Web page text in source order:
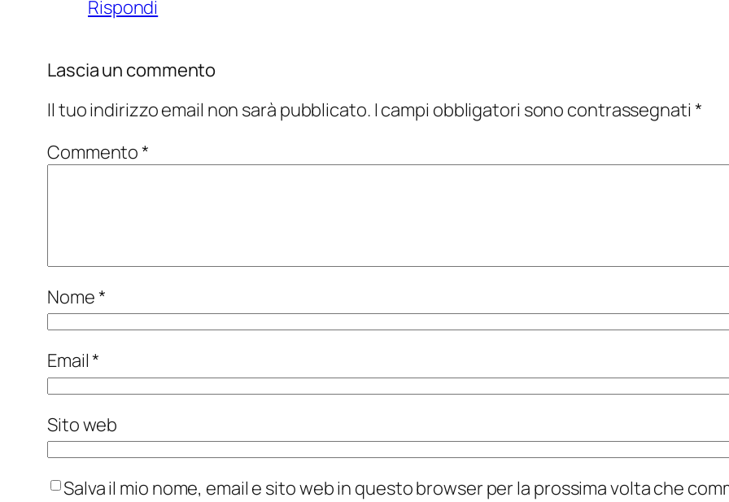
Rispondi
Lascia un commento
Il tuo indirizzo email non sarà pubblicato. I campi obbligatori sono contrassegnati *
Commento*
Nome*
Email*
Sito web
Salva il mio nome, email e sito web in questo browser per la prossima volta che